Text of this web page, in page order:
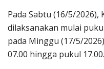
Pada Sabtu (16/5/2026),
dilaksanakan mulai
pada Minggu (17/5/
07.00 hingga pukul 17.00.